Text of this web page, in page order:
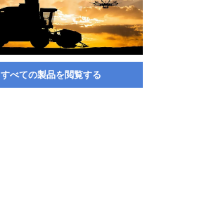
すべての製品を閲覧する